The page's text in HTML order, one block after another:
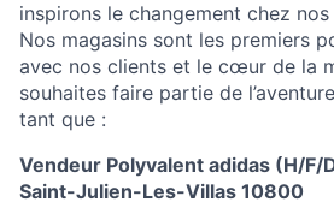
inspirons le changement chez
Nos magasins sont les premiers
avec nos clients et le cœur de la
souhaites faire partie de
tant que :
Vendeur Polyvalent adidas (H/F/
Saint-Julien-Les-Villas 10800